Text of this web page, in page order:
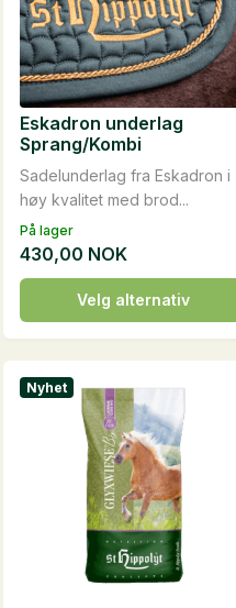
På lager
Sadelunderlag fra Eskadron i
høy kvalitet med brod...
Eskadron underlag
Sprang/Kombi
430,00 NOK
Velg alternativ
Dette
produktet
har
flere
varianter.
Alternativene
produktsiden
Nyhet